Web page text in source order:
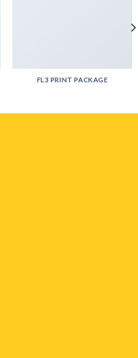
FL3 PRINT PACKAGE